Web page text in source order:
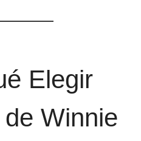
Elegir
Winnie